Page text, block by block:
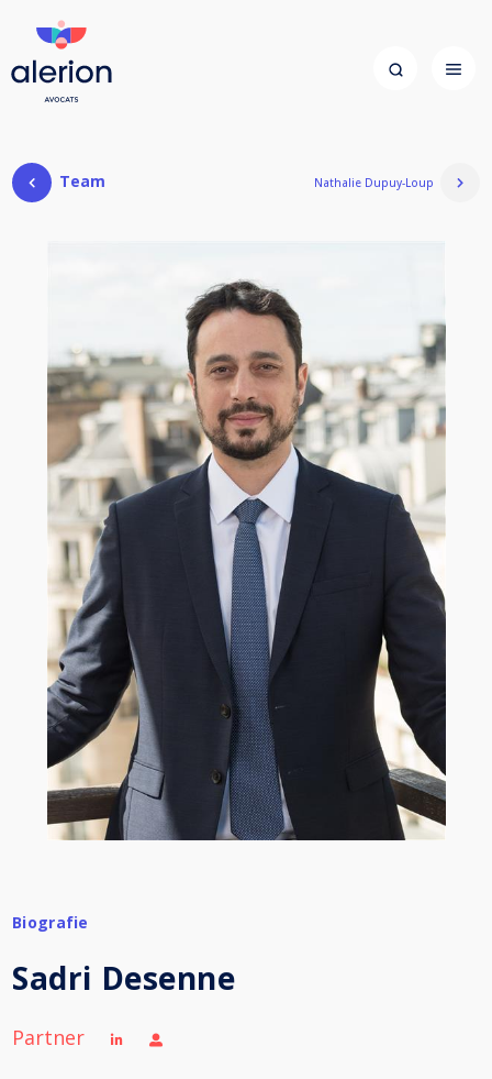
Team Nathalie Dupuy-Loup
Biografie
Sadri Desenne
Partner